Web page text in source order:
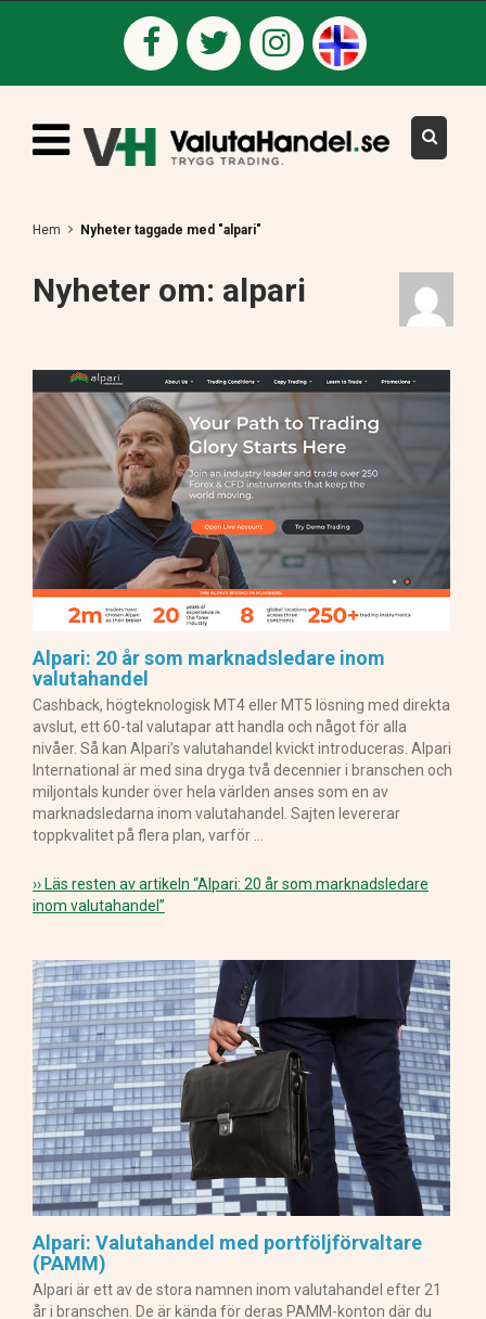
Hem Nyheter taggade med "alpari"
Nyheter om: alpari
Alpari: 20 år som marknadsledare inom
valutahandel
Cashback, högteknologisk MT4 eller MT5 lösning med direkta
avslut, ett 60-tal valutapar att handla och något för alla
nivåer. Så kan Alpari’s valutahandel kvickt introduceras. Alpari
International är med sina dryga två decennier i branschen och
miljontals kunder över hela världen anses som en av
marknadsledarna inom valutahandel. Sajten levererar
toppkvalitet på flera plan, varför …
›› Läs resten av artikeln “Alpari: 20 år som marknadsledare
inom valutahandel”
Alpari: Valutahandel med portföljförvaltare
(PAMM)
Alpari är ett av de stora namnen inom valutahandel efter 21
år i branschen. De är kända för deras PAMM-konton där du